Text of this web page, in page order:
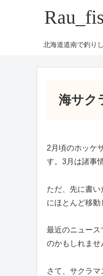
北海道道南で釣り
海サク
2月頃のホッケ
す。3月は諸事
ただ、先に書
にほとんど移動
最近のニュー
のかもしれませ
さて、サクラ